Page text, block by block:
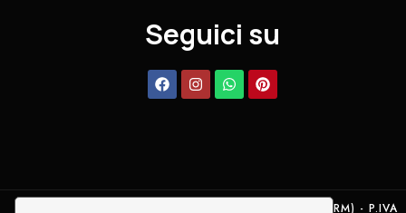
Seguici su
SALVATI GIOIELLI - VIA NUORO, 3 - 00040 ARDEA (RM) - P.IVA